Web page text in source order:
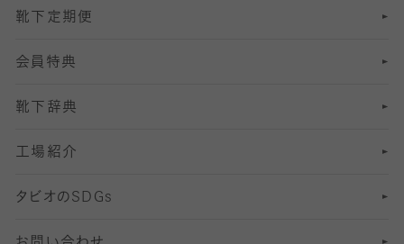
12分丈レギンス
13分丈レギンス
SSサイズ（21～23cm）
Sサイズ（22～25cm）
Mサイズ（25～27cm）
Lサイズ（27～29cm）
むくみ対策
足の疲れ対策
足の臭い対策
冷え対策
靴ずれ対策
靴下定期便
会員特典
靴下辞典
工場紹介
タビオのSDGs